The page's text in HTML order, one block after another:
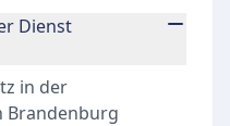
Dienst
in der
Brandenburg